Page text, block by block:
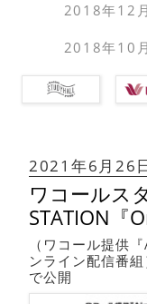
2018年12月
2018年10月
2021年6月26
ワコールス
STATION『
（ワコール提供
ンライン配信番
で公開